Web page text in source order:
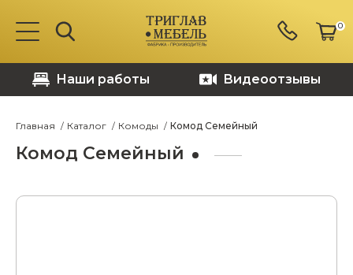
0
Наши работы Видеоотзывы
Главная Каталог Комоды Комод Семейный
Комод Семейный